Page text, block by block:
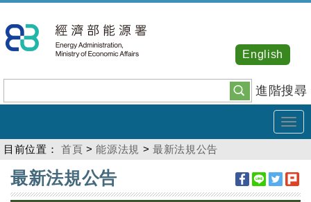
到
主
內
容
進階搜尋
English
目前位置： 首頁 >能源法規 >最新法規公告
:::
最新法規公告